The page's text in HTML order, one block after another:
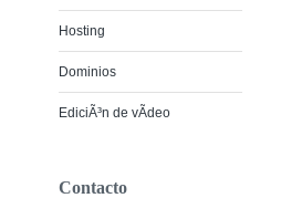
Hosting
Dominios
EdiciÃ³n de vÃ­deo
Contacto